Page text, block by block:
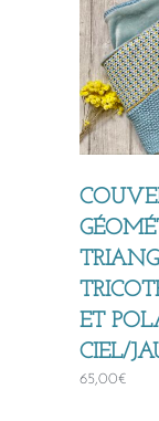
ET
CIEL/
65,00€